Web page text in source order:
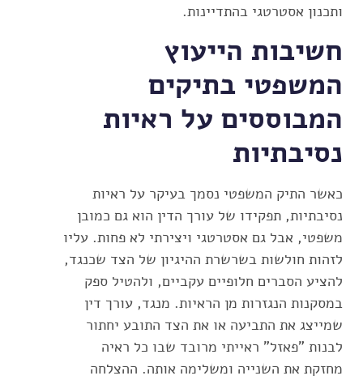
ותכנון אסטרטגי בהתדיינות.
חשיבות הייעוץ
המשפטי בתיקים
המבוססים על ראיות
נסיבתיות
כאשר התיק המשפטי נסמך בעיקר על ראיות
נסיבתיות, תפקידו של עורך הדין הוא גם כמובן
משפטי, אבל גם אסטרטגי ויצירתי לא פחות. עליו
לזהות חולשות בשרשרת ההיגיון של הצד שכנגד,
להציע הסברים חלופיים עקביים, ולהטיל ספק
במסקנות הנגזרות מן הראיות. מנגד, עורך דין
שמייצג את התביעה או את הצד התובע יחתור
לבנות "פאזל" ראייתי מרובד שבו כל ראיה
מחזקת את השנייה ומשלימה אותה. ההצלחה